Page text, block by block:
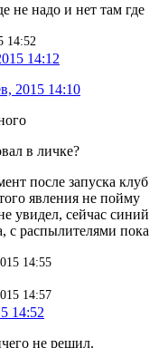
не надо и нет там где
14:52
14:12
2015 14:10
в личке?
после запуска клуб
явления не пойму
увидел, сейчас синий
с распылителями пока
14:55
14:57
14:52
не решил.